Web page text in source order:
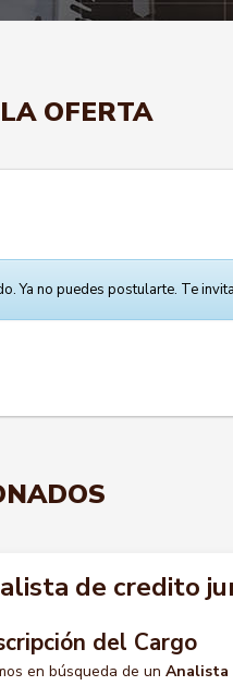
OFERTA
Ya no puedes postularte. Te
de credito
del Cargo
en búsqueda de un Analista